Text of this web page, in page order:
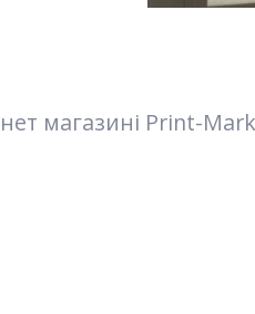
магазині Print-